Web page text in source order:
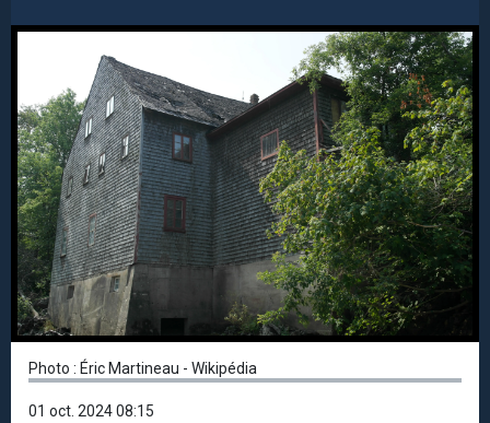
Photo : Éric Martineau - Wikipédia
01 oct. 2024 08:15